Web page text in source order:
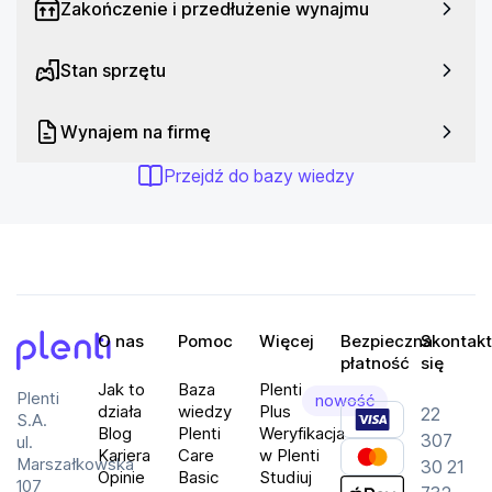
zestawu RTV. Wymiary urządzenia to:
szerokość:20,2 cm
głębokość: 40,2 cm
Najważniejsze parametry techniczne
Moc maksymalna:200 W
Impedancja:
2 Ohm
Przetwornik:
6.3" / 160 mm
Automatyczne włączanie:tak
Zakończenie i przedłużenie wynajmu
Stan sprzętu
Wynajem na firmę
Przejdź do bazy wiedzy
Plenti
S.A.
ul.
Marszałkowska
107
O nas
Jak to
działa
Blog
Kariera
Opinie
Pomoc
Baza
wiedzy
Plenti
Care
Basic
Więcej
Plenti
Plus
nowość
Weryfikacja
w Plenti
Studiuj
Bezpieczna
płatność
się
22
307
30 21